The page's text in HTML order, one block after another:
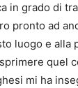
in grado di
pronto ad
luogo e alla
quel
mi ha